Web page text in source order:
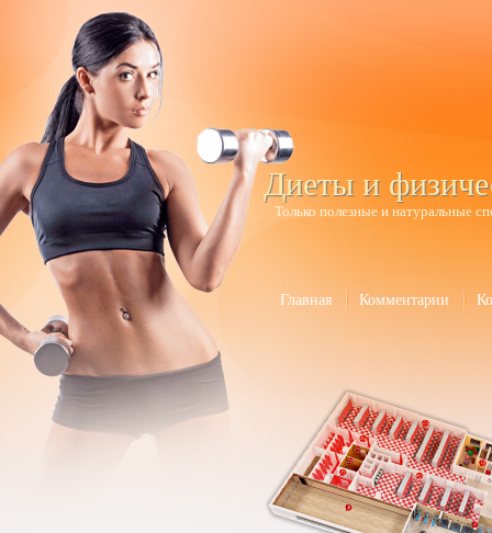
Диеты и
Только полезные и натуральные
Главная Комментарии